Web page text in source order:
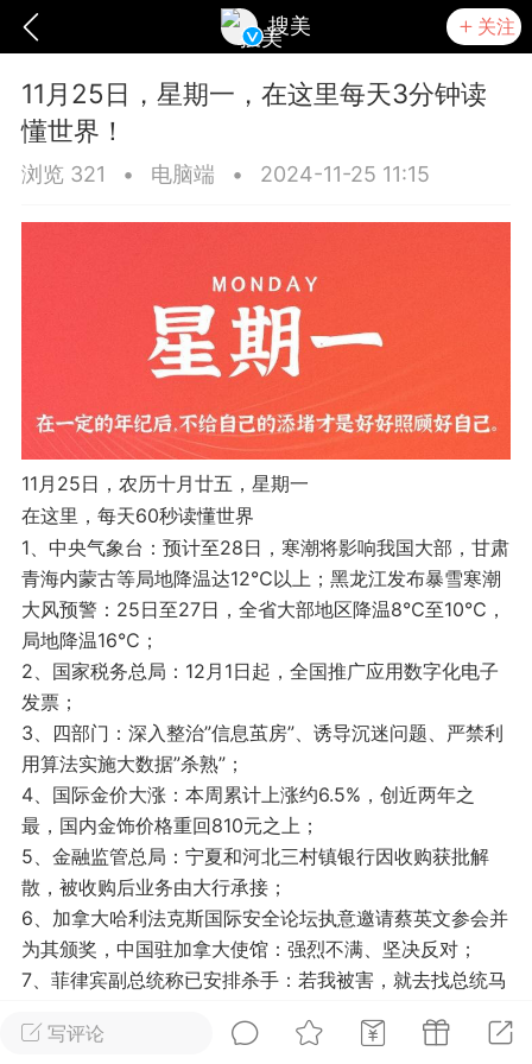
搜美 关注
爆汗熊 卡卡动能素 无创溶斑术
美业357 芯诗妍 卡卡美业
师 小熊水光
爆汗熊
脂
建术
DRYY面膜 微晶溶斑术
爆款平台 Lv.8 靓号
加盟商
26 23:18
电脑端 美业资讯
闪充小白罐
本/双效闪充，养出紧致小白脸！一、项
充小白罐 = 闪充大白肌（仪器）× 草本
产品）×极光嫩肤啫喱（产品）这是一套
护...写评论
11月25日，星期一，在这里每天3分钟读
懂世界！
浏览 321 • 电脑端 • 2024-11-25 11:15
11月25日，农历十月廿五，星期一
在这里，每天60秒读懂世界
1、中央气象台：预计至28日，寒潮将影响我国大部，甘肃
青海内蒙古等局地降温达12℃以上；黑龙江发布暴雪寒潮
大风预警：25日至27日，全省大部地区降温8℃至10℃，
局地降温16℃；
2、国家税务总局：12月1日起，全国推广应用数字化电子
发票；
3、四部门：深入整治”信息茧房”、诱导沉迷问题、严禁利
用算法实施大数据”杀熟”；
4、国际金价大涨：本周累计上涨约6.5%，创近两年之
最，国内金饰价格重回810元之上；
5、金融监管总局：宁夏和河北三村镇银行因收购获批解
散，被收购后业务由大行承接；
6、加拿大哈利法克斯国际安全论坛执意邀请蔡英文参会并
为其颁奖，中国驻加拿大使馆：强烈不满、坚决反对；
7、菲律宾副总统称已安排杀手：若我被害，就去找总统马
8、美媒：美国债已于本周突破36万亿美元，再创新高